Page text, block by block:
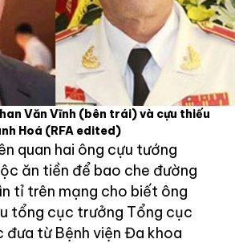
Văn Vĩnh (bên trái) và cựu thiếu
Hoá (RFA edited)
quan hai ông cựu tướng
ăn tiền để bao che đường
tỉ trên mạng cho biết ông
tổng cục trưởng Tổng cục
từ Bệnh viện Đa khoa